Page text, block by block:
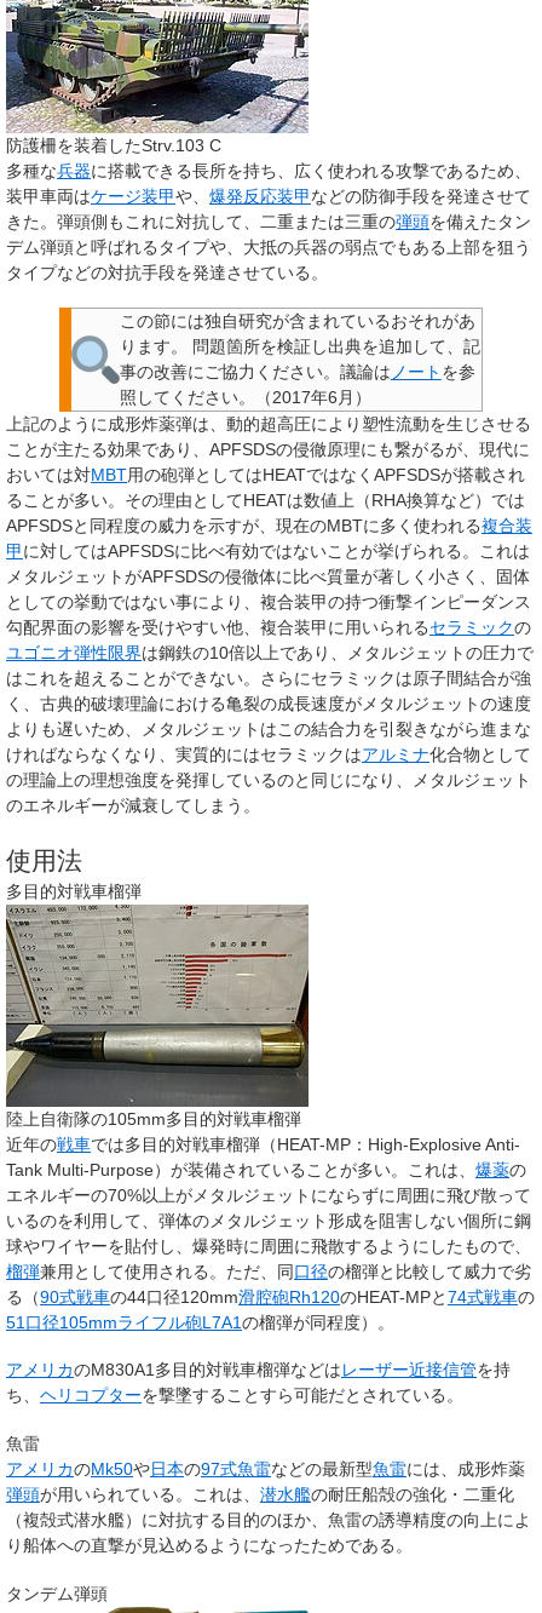
防護柵を装着したStrv.103 C
多種な兵器に搭載できる長所を持ち、広く使われる攻撃であるため、
装甲車両はケージ装甲や、 爆発反応装甲などの防御手段を発達させて
きた。弾頭側もこれに対抗して、二重または三重の弾頭を備えたタン
デム弾頭と呼ばれるタイプや、大抵の兵器の弱点でもある上部を狙う
タイプなどの対抗手段を発達させている。
この節には独自研究が含まれているおそれがあ
ります。
問題箇所を検証し出典を追加して、記
事の改善にご協力ください。議論は ノート を参
照してください。
（2017年6月 ）
上記のように成形炸薬弾は、動的超高圧により塑性流動を生じさせる
ことが主たる効果であり、APFSDSの侵徹原理にも繋がるが、現代に
おいては対MBT用の砲弾としてはHEATではなくAPFSDSが搭載され
ることが多い。その理由としてHEATは数値上（RHA換算など）では
APFSDSと同程度の威力を示すが、現在のMBTに多く使われる複合装
甲に対してはAPFSDSに比べ有効ではないことが挙げられる。これは
メタルジェットがAPFSDSの侵徹体に比べ質量が著しく小さく、固体
としての挙動ではない事により、複合装甲の持つ衝撃インピーダンス
勾配界面の影響を受けやすい他、複合装甲に用いられるセラミックの
ユゴニオ弾性限界は鋼鉄の10倍以上であり、メタルジェットの圧力で
はこれを超えることができない。さらにセラミックは原子間結合が強
く、古典的破壊理論における亀裂の成長速度がメタルジェットの速度
よりも遅いため、メタルジェットはこの結合力を引裂きながら進まな
ければならなくなり、実質的にはセラミックはアルミナ化合物として
の理論上の理想強度を発揮しているのと同じになり、メタルジェット
のエネルギーが減衰してしまう。
使用法
多目的対戦車榴弾
陸上自衛隊の105mm多目的対戦車榴弾
近年の戦車では多目的対戦車榴弾（HEAT-MP：High-Explosive Anti-
Tank Multi-Purpose）が装備されていることが多い。これは、 爆薬の
エネルギーの70%以上がメタルジェットにならずに周囲に飛び散って
いるのを利用して、弾体のメタルジェット形成を阻害しない個所に鋼
球やワイヤーを貼付し、爆発時に周囲に飛散するようにしたもので、
榴弾兼用として使用される。ただ、同口径の榴弾と比較して威力で劣
る（90式戦車の44口径120mm滑腔砲Rh120のHEAT-MPと74式戦車の
51口径105mmライフル砲L7A1の榴弾が同程度）。
アメリカのM830A1多目的対戦車榴弾などはレーザー近接信管を持
ち、 ヘリコプターを撃墜することすら可能だとされている。
魚雷
アメリカのMk50や日本の97式魚雷などの最新型魚雷には、成形炸薬
弾頭が用いられている。これは、 潜水艦の耐圧船殻の強化・二重化
（複殻式潜水艦）に対抗する目的のほか、魚雷の誘導精度の向上によ
り船体への直撃が見込めるようになったためである。
タンデム弾頭